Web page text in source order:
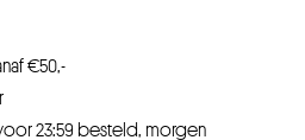
€50,-
23:59 besteld, morgen